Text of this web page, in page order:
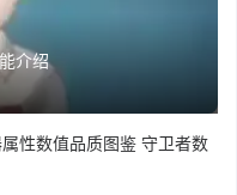
介绍
性数值品质图鉴 守卫者数